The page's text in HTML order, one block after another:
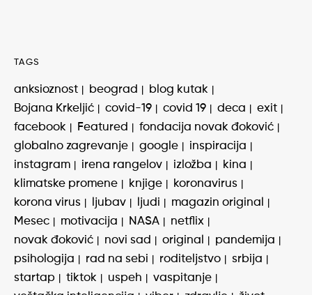
TAGS
anksioznost beograd
blog kutak
Bojana Krkeljić
covid-19 covid 19 deca
exit
facebook
Featured
fondacija novak đoković
globalno zagrevanje
google
inspiracija
instagram
irena rangelov izložba
kina
klimatske promene
knjige
koronavirus
korona virus
ljubav ljudi
magazin original
Mesec
motivacija NASA
netflix
novak đoković
novi sad original
pandemija
psihologija
rad na sebi roditeljstvo
srbija
startap
tiktok uspeh
vaspitanje